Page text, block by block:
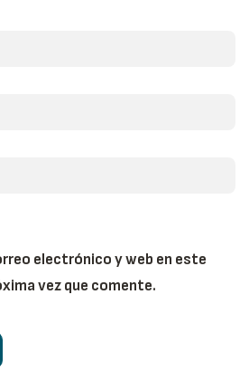
electrónico y web en este
vez que comente.